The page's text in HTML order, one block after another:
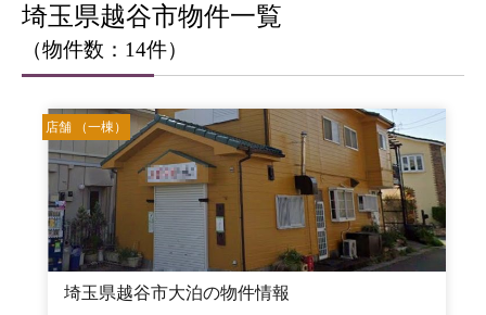
埼玉県越谷市物件一覧
（物件数：14件）
店舗 （一棟）
埼玉県越谷市大泊の物件情報